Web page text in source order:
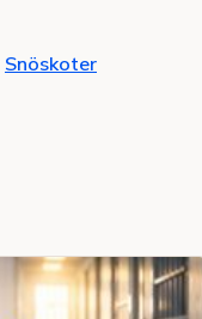
Snöskoter